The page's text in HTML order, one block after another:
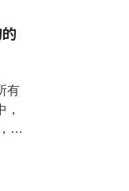
有
我
我